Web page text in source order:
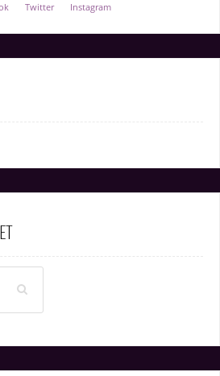
Twitter Instagram